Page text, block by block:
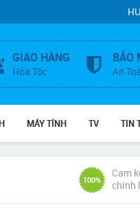
GIAO HÀNG
Hỏa Tốc
BẢO
An
MÁY TÍNH TV TIN
100%
Cam
chính